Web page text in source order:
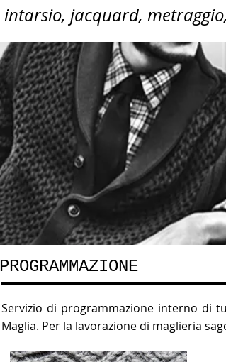
jacquard,
PROGRAMMAZIONE
Servizio di programmazione interno di
Maglia. Per la lavorazione di maglieria